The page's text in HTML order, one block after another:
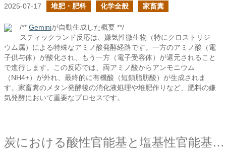
2025-07-17 堆肥・肥料 化学全般 家畜糞
/** Geminiが自動生成した概要 **/
スティックランド反応は、嫌気性微生物（特にクロストリジ
ウム属）による特殊なアミノ酸発酵経路です。一方のアミノ酸（電
子供与体）が酸化され、もう一方（電子受容体）が還元されること
で進行します。この反応では、両アミノ酸からアンモニウム
（NH4+）が外れ、最終的に有機酸（短鎖脂肪酸）が生成されま
す。家畜糞のメタン発酵後の消化液処理や堆肥作りなど、肥料の嫌
気発酵において重要なプロセスです。
炭における酸性官能基と塩基性官能基は何だ？